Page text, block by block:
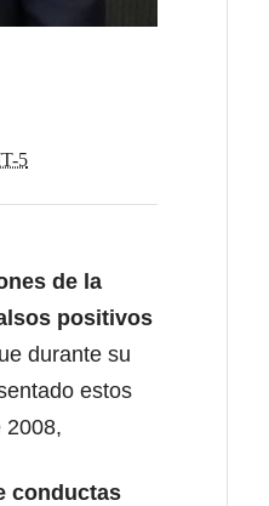
5
de la
positivos
durante su
estos
2008,
conductas